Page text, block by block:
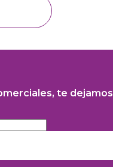
te dejamos